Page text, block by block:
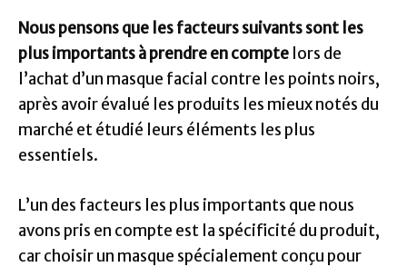
Nous pensons que les facteurs suivants sont les
plus importants à prendre en compte lors de
l’achat d’un masque facial contre les points noirs,
après avoir évalué les produits les mieux notés du
marché et étudié leurs éléments les plus
essentiels.
L’un des facteurs les plus importants que nous
avons pris en compte est la spécificité du produit,
car choisir un masque spécialement conçu pour